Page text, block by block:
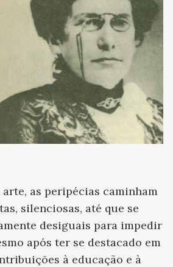
arte, as peripécias caminham
silenciosas, até que se
desiguais para impedir
após ter se destacado em
à educação e à